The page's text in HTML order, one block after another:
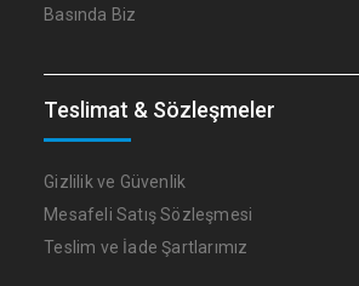
Basında Biz
Teslimat & Sözleşmeler
Gizlilik ve Güvenlik
Mesafeli Satış Sözleşmesi
Teslim ve İade Şartlarımız